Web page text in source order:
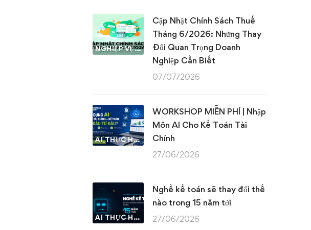
NGHIỆP VỤ KẾ TOÁN & THUẾ
Cập Nhật Chính Sách Thuế
Tháng 6/2026: Những Thay
Đổi Quan Trọng Doanh
Nghiệp Cần Biết
07/07/2026
AI THỰC HÀNH
WORKSHOP MIỄN PHÍ | Nhập
Môn AI Cho Kế Toán Tài
Chính
27/06/2026
AI THỰC HÀNH
Nghề kế toán sẽ thay đổi thế
nào trong 15 năm tới
27/06/2026